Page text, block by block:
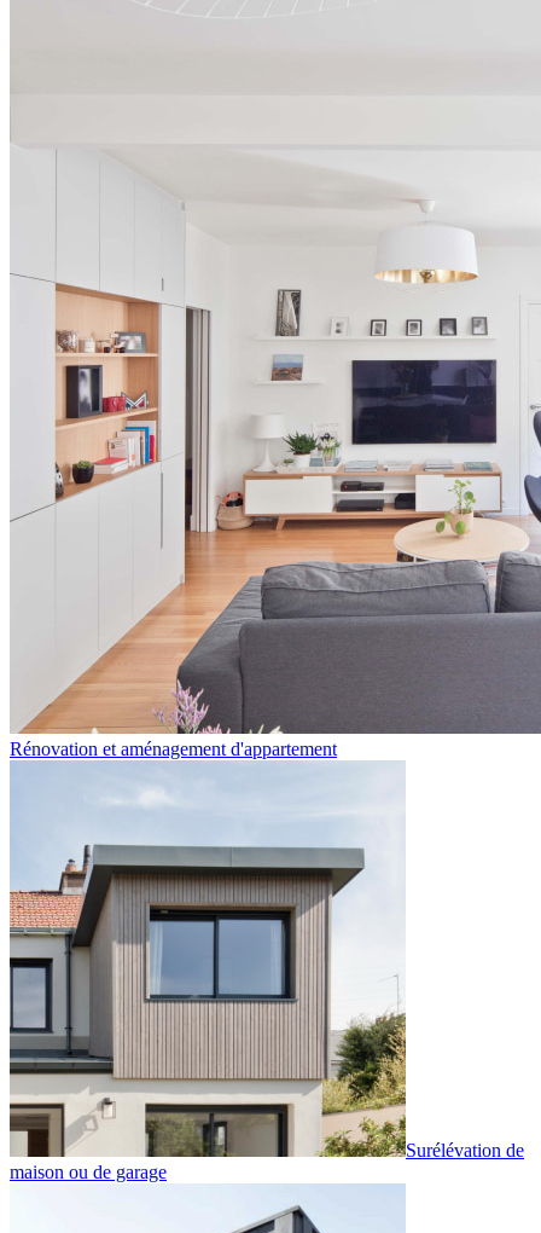
Rénovation et aménagement d'appartement
Surélévation de
maison ou de garage